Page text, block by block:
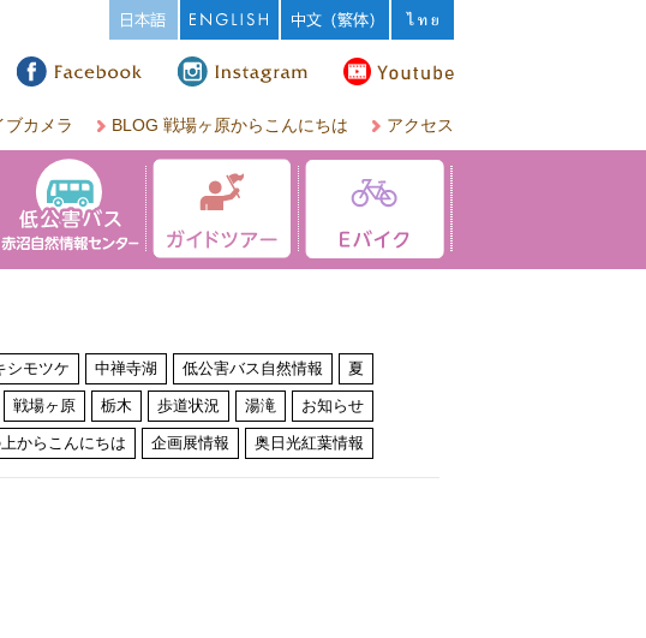
ブカメラ BLOG 戦場ヶ原からこんにちは アクセス
シモツケ 中禅寺湖 低公害バス自然情報 夏
戦場ヶ原 栃木 歩道状況 湯滝 お知らせ
からこんにちは 企画展情報 奥日光紅葉情報